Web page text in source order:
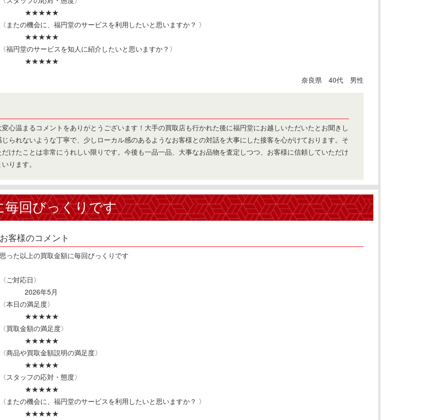
★★★★★
〈またの機会に、福円堂のサービスを利用したいと思いますか？ 〉
★★★★★
〈福円堂のサービスを知人に紹介したいと思いますか？〉
★★★★★
奈良県 40代 男性
心温まるコメントをありがとうございます！大手の買取店も行かれた後に福円堂にお越しいただいたとお聞きし
られないような丁寧で、少しローカル感のあるようなお客様との対話を大事にした接客を心がけております。そ
けたことは非常にうれしい限りです。今後も一品一品、大事なお品物を査定しつつ、お客様に信頼していただけ
ります。
毎回びっくりです
お客様のコメント
思った以上の買取金額に毎回びっくりです
〈ご対応日〉
2026年5月
〈本日の満足度〉
★★★★★
〈買取金額の満足度〉
★★★★★
〈商品や買取金額説明の満足度〉
★★★★★
〈スタッフの応対・態度〉
★★★★★
〈またの機会に、福円堂のサービスを利用したいと思いますか？ 〉
★★★★★